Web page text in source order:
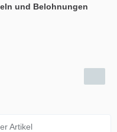
und Belohnungen
Artikel